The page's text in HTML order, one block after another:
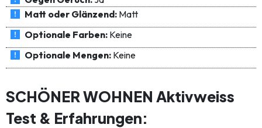
Matt oder Glänzend: Matt
Optionale Farben: Keine
Optionale Mengen: Keine
SCHÖNER WOHNEN Aktivweiss
Test & Erfahrungen: